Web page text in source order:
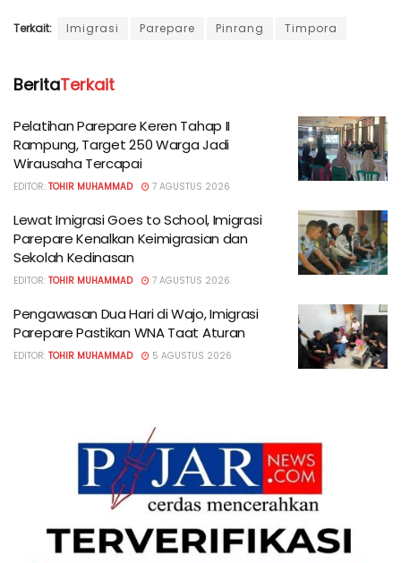
Terkait: Imigrasi Parepare Pinrang Timpora
BeritaTerkait
Pelatihan Parepare Keren Tahap II
Rampung, Target 250 Warga Jadi
Wirausaha Tercapai
EDITOR: TOHIR MUHAMMAD 7 AGUSTUS 2026
Lewat Imigrasi Goes to School, Imigrasi
Parepare Kenalkan Keimigrasian dan
Sekolah Kedinasan
EDITOR: TOHIR MUHAMMAD 7 AGUSTUS 2026
Pengawasan Dua Hari di Wajo, Imigrasi
Parepare Pastikan WNA Taat Aturan
EDITOR: TOHIR MUHAMMAD 5 AGUSTUS 2026